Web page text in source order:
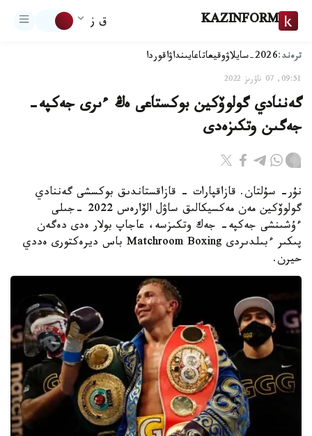
KAZINFORM ق ز
ترەند:2026-سايلاۋ وقيعاتاعايىنداۋاقوردا
09:51, 07 ناۋرىز 2022
گەننادي گولوۆكين بوكستاعى ەڭ ءىرى جەكپە-
جەگىن وتكىزەدى
نۇر- سۇلتان. قازاقپارات - قازاقستاندىق بوكسشى گەننادي
گولوۆكين مەن مەكسيكالىق ساۋل الۆارەس 2022 -جىلى
ءۇشىنشى جەكپە- جەك وتكىزسە، عاجاپ بولار ەدى دەگەن
پىكىر ءبىلدىردى Matchroom Boxing باس ديرەكتورى ەددي
حيرن.